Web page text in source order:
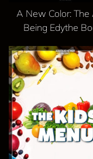
A New Color: The
Being Edythe